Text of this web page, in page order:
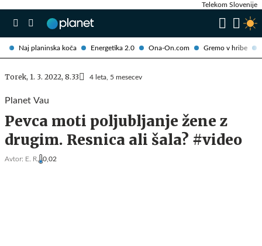
Naj planinska koča Energetika 2.0 Ona-On.com Gremo v hribe
Telekom Slovenije
Torek, 1. 3. 2022, 8.33 4 leta, 5 mesecev
Planet Vau
Pevca moti poljubljanje žene z
drugim. Resnica ali šala? #video
Avtor: E. R. 0,02